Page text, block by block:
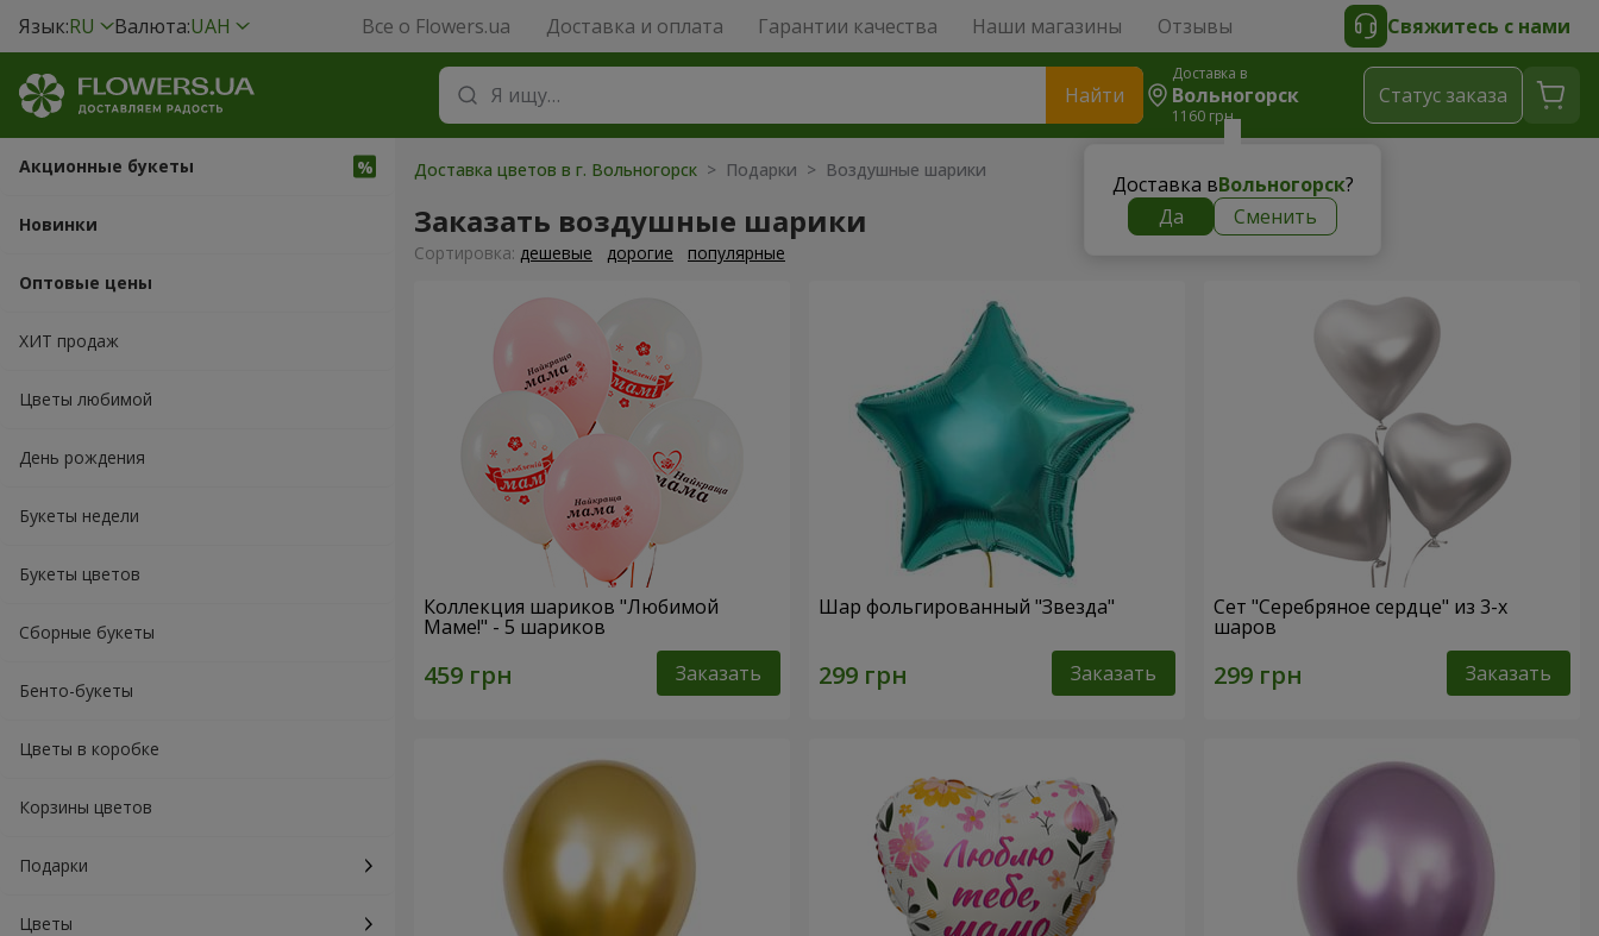
Язык:RU Валюта:UAH Все о Flowers.ua Доставка и оплата Гарантии качества Наши магазины Отзывы Свяжитесь с нами
Найти
Доставка в
Вольногорск
1160 грн
Доставка вВольногорск?
Да
Сменить
Cтатус заказа
Акционные букеты
Новинки
Оптовые цены
ХИТ продаж
Цветы любимой
День рождения
Букеты недели
Букеты цветов
Сборные букеты
Бенто-букеты
Цветы в коробке
Корзины цветов
Подарки
Цветы
Доставка цветов в г. Вольногорск > Подарки > Воздушные шарики
Заказать воздушные шарики
Cортировка: дешевые дорогие популярные
Коллекция шариков "Любимой
Маме!" - 5 шариков
Заказать
Шар фольгированный "Звезда"
Заказать
Сет "Серебряное сердце" из 3-х
шаров
Заказать